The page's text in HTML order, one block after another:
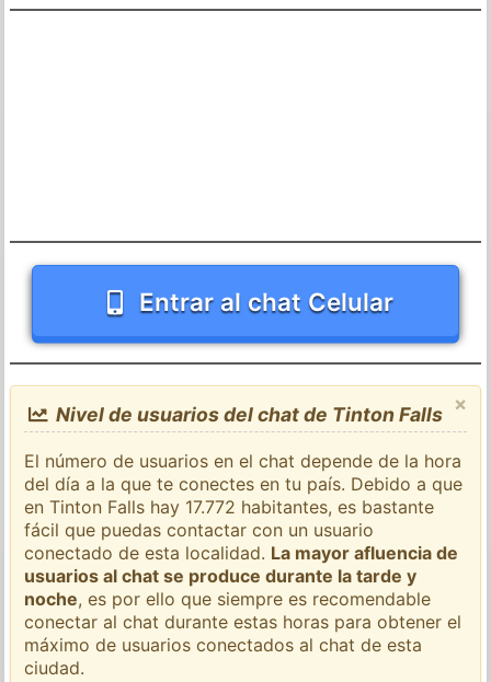
Entrar al chat Celular
×
Nivel de usuarios del chat de Tinton Falls
El número de usuarios en el chat depende de la hora
del día a la que te conectes en tu país. Debido a que
en Tinton Falls hay 17.772 habitantes, es bastante
fácil que puedas contactar con un usuario
conectado de esta localidad. La mayor afluencia de
usuarios al chat se produce durante la tarde y
noche, es por ello que siempre es recomendable
conectar al chat durante estas horas para obtener el
máximo de usuarios conectados al chat de esta
ciudad.